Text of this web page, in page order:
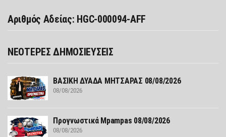
Αριθμός Αδείας: HGC-000094-AFF
ΝΕΟΤΕΡΕΣ ΔΗΜΟΣΙΕΥΣΕΙΣ
ΒΑΣΙΚΗ ΔΥΑΔΑ ΜΗΤΣΑΡΑΣ 08/08/2026
08/08/2026
Προγνωστικά Mpampas 08/08/2026
08/08/2026